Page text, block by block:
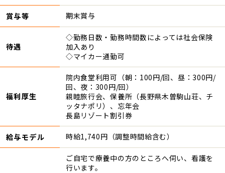
賞与等 期末賞与
待遇
◇勤務日数・勤務時間数によっては社会保険
加入あり
◇マイカー通勤可
福利厚生
院内食堂利用可（朝：100円/回、昼：300円/
回、夜：300円/回）
親睦旅行会、保養所（長野県木曽駒山荘、チ
ッタナポリ）、忘年会
長島リゾート割引券
給与モデル 時給1,740円（調整時間給含む）
ご自宅で療養中の方のところへ伺い、看護を
行います。